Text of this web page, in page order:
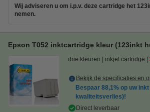
Wij adviseren u om i.p.v. deze cartridge het
nemen.
Epson T052 inktcartridge kleur (123inkt
drie kleuren inkjet cartridge
Bekijk de specificaties en
Bespaar 88,1% op uw
kwaliteitsverlies)!
Direct leverbaar